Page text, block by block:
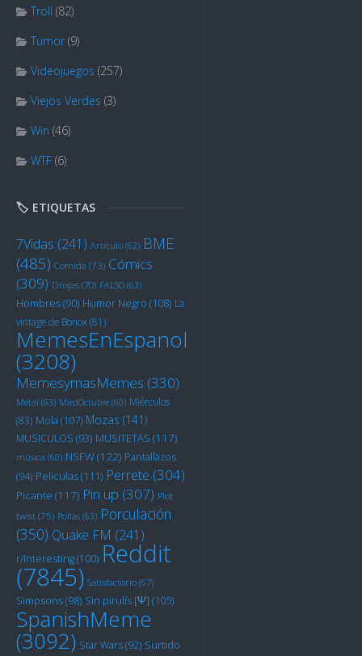
Troll (82)
Tumor (9)
Videojuegos (257)
Viejos Verdes (3)
Win (46)
WTF (6)
🏷️ ETIQUETAS
7Vidas (241) Artículo (62) BME
(485) Comida (73) Cómics
(309) Drojas (70) FALSO (63)
Hombres(90) Humor Negro (108) La
vintage de Bonox(81)
MemesEnEspanol
(3208)
MemesymasMemes (330)
Metal (63) MiedOctubre (60) Miérculos
(83) Mola (107) Mozas (141)
MUSICULOS (93) MUSITETAS (117)
música (60) NSFW(122) Pantallazos
(94) Películas(111) Perrete (304)
Picante (117) Pin up (307) Plot
twist (75) Pollas (63) Porculación
(350) Quake FM (241)
r/Interesting(100) Reddit
(7845) Satisfactorio (67)
Simpsons(98) Sin pirulís [Ψ] (105)
SpanishMeme
(3092) Star Wars(92) Surtido